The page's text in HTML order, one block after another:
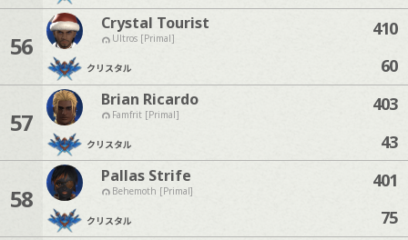
56
Crystal Tourist
Ultros [Primal]
クリスタル
410
60
57
Brian Ricardo
Famfrit [Primal]
クリスタル
403
43
58
Pallas Strife
Behemoth [Primal]
クリスタル
401
75